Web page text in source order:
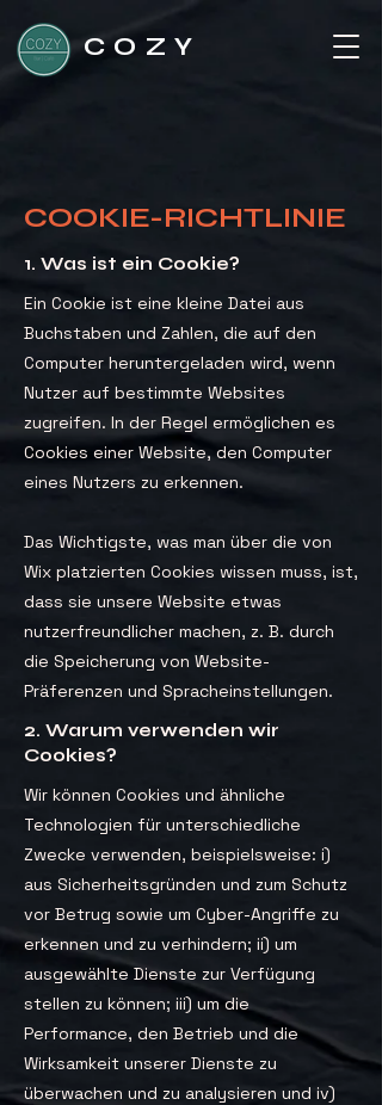
COZY
COOKIE-RICHTLINIE
1. Was ist ein Cookie?
Ein Cookie ist eine kleine Datei aus
Buchstaben und Zahlen, die auf den
Computer heruntergeladen wird, wenn
Nutzer auf bestimmte Websites
zugreifen. In der Regel ermöglichen es
Cookies einer Website, den Computer
eines Nutzers zu erkennen.
Das Wichtigste, was man über die von
Wix platzierten Cookies wissen muss, ist,
dass sie unsere Website etwas
nutzerfreundlicher machen, z. B. durch
die Speicherung von Website-
Präferenzen und Spracheinstellungen.
2. Warum verwenden wir
Cookies?
Wir können Cookies und ähnliche
Technologien für unterschiedliche
Zwecke verwenden, beispielsweise: i)
aus Sicherheitsgründen und zum Schutz
vor Betrug sowie um Cyber-Angriffe zu
erkennen und zu verhindern; ii) um
ausgewählte Dienste zur Verfügung
stellen zu können; iii) um die
Performance, den Betrieb und die
Wirksamkeit unserer Dienste zu
überwachen und zu analysieren und iv)